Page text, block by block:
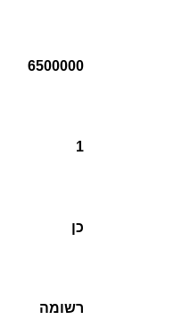
6500000
1
כן
רשומה